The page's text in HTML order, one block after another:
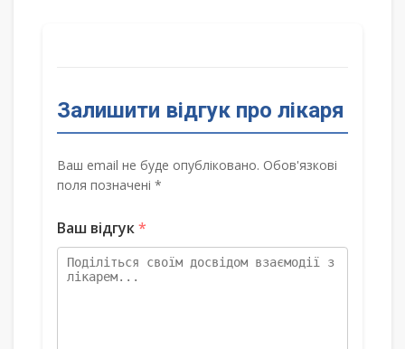
Залишити відгук про лікаря
Ваш email не буде опубліковано. Обов'язкові
поля позначені *
Ваш відгук*